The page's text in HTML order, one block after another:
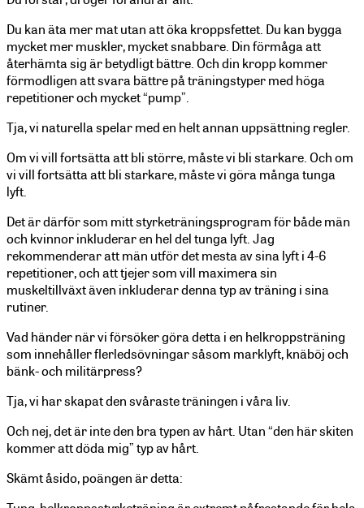
Du kan äta mer mat utan att öka kroppsfettet. Du kan bygga
mycket mer muskler, mycket snabbare. Din förmåga att
återhämta sig är betydligt bättre. Och din kropp kommer
förmodligen att svara bättre på träningstyper med höga
repetitioner och mycket “pump”.
Tja, vi naturella spelar med en helt annan uppsättning regler.
Om vi vill fortsätta att bli större, måste vi bli starkare. Och om
vi vill fortsätta att bli starkare, måste vi göra många tunga
lyft.
Det är därför som mitt styrketräningsprogram för både män
och kvinnor inkluderar en hel del tunga lyft. Jag
rekommenderar att män utför det mesta av sina lyft i 4-6
repetitioner, och att tjejer som vill maximera sin
muskeltillväxt även inkluderar denna typ av träning i sina
rutiner.
Vad händer när vi försöker göra detta i en helkroppsträning
som innehåller flerledsövningar såsom marklyft, knäböj och
bänk- och militärpress?
Tja, vi har skapat den svåraste träningen i våra liv.
Och nej, det är inte den bra typen av hårt. Utan “den här skiten
kommer att döda mig” typ av hårt.
Skämt åsido, poängen är detta: